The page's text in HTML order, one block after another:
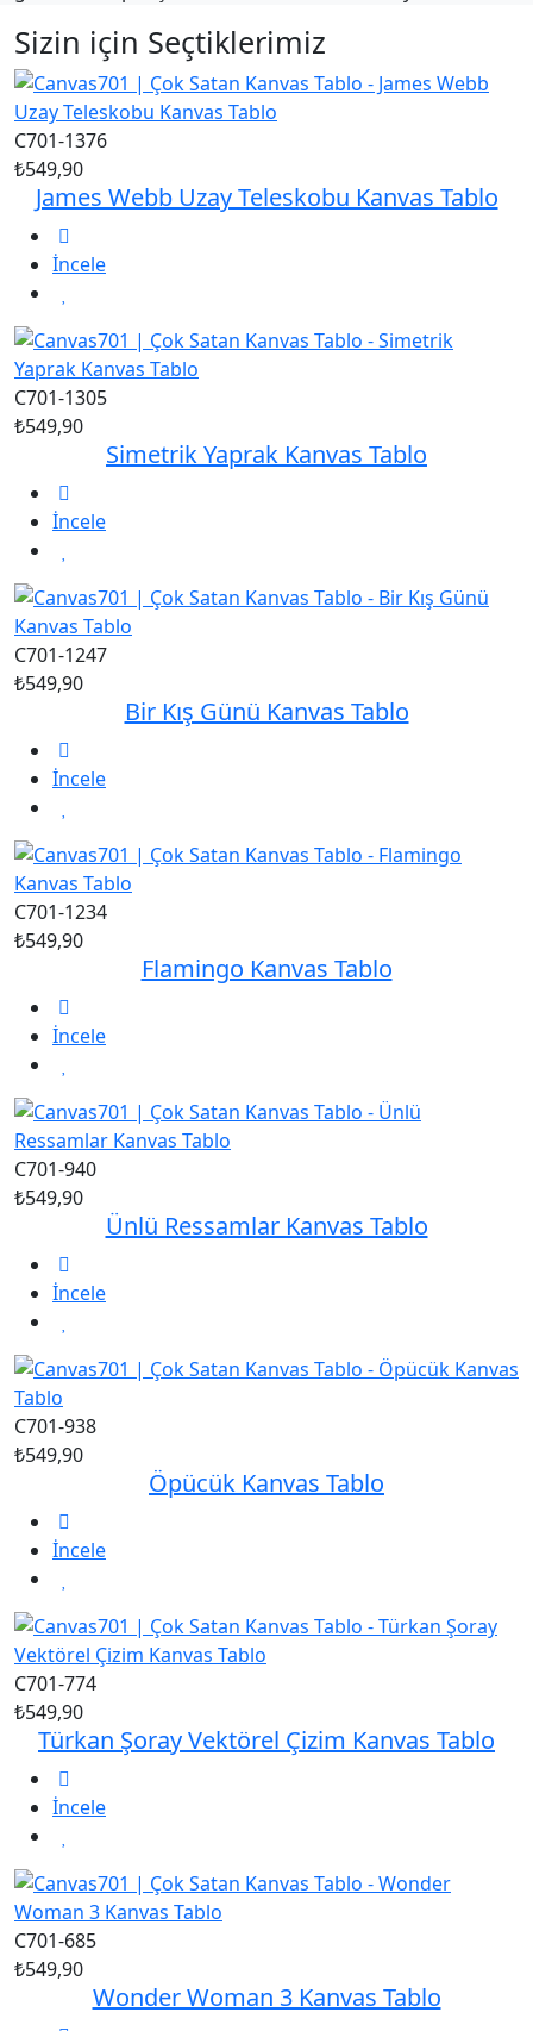
Sizin için Seçtiklerimiz
C701-1376
₺549,90
James Webb Uzay Teleskobu Kanvas Tablo
İncele
C701-1305
₺549,90
Simetrik Yaprak Kanvas Tablo
İncele
C701-1247
₺549,90
Bir Kış Günü Kanvas Tablo
İncele
C701-1234
₺549,90
Flamingo Kanvas Tablo
İncele
C701-940
₺549,90
Ünlü Ressamlar Kanvas Tablo
İncele
C701-938
₺549,90
Öpücük Kanvas Tablo
İncele
C701-774
₺549,90
Türkan Şoray Vektörel Çizim Kanvas Tablo
İncele
C701-685
₺549,90
Wonder Woman 3 Kanvas Tablo